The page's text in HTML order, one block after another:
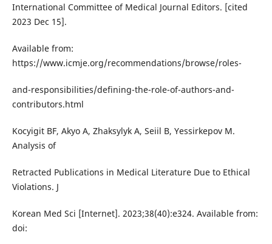
International Committee of Medical Journal Editors. [cited
2023 Dec 15].
Available from:
https://www.icmje.org/recommendations/browse/roles-
and-responsibilities/defining-the-role-of-authors-and-
contributors.html
Kocyigit BF, Akyo A, Zhaksylyk A, Seiil B, Yessirkepov M.
Analysis of
Retracted Publications in Medical Literature Due to Ethical
Violations. J
Korean Med Sci [Internet]. 2023;38(40):e324. Available from:
doi: